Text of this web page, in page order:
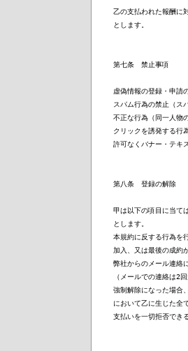
乙の支払われた報酬に
とします。
第七条　禁止事項
虚偽情報の登録・申請
スパム行為の禁止（ス
不正な行為（同一人物
クリックを誘発する行
許可なくバナー・テキ
第八条　登録の解除
甲は以下の項目に当て
とします。
本規約に反する行為を
加入、又は最後の成約
弊社からのメール連絡
（メールでの連絡は2
強制解除になった場合
において乙に生じた全
支払いを一切拒否でき